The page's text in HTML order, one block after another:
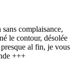
complaisance,
le contour, désolée
al fin, je vous
+++